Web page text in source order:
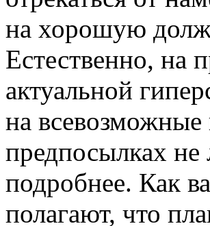
на хорошую
Естественно, на
актуальной
на
предпосылках не
подробнее. Как
полагают, что